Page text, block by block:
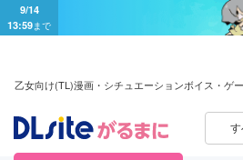
9/14
13:59まで
乙女向け(TL)漫画・シチュエーションボイス・ゲ